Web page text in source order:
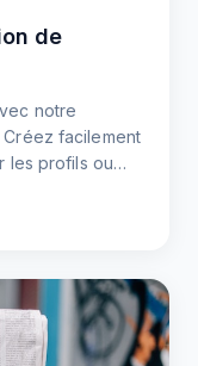
de
notre
facilement
les profils ou